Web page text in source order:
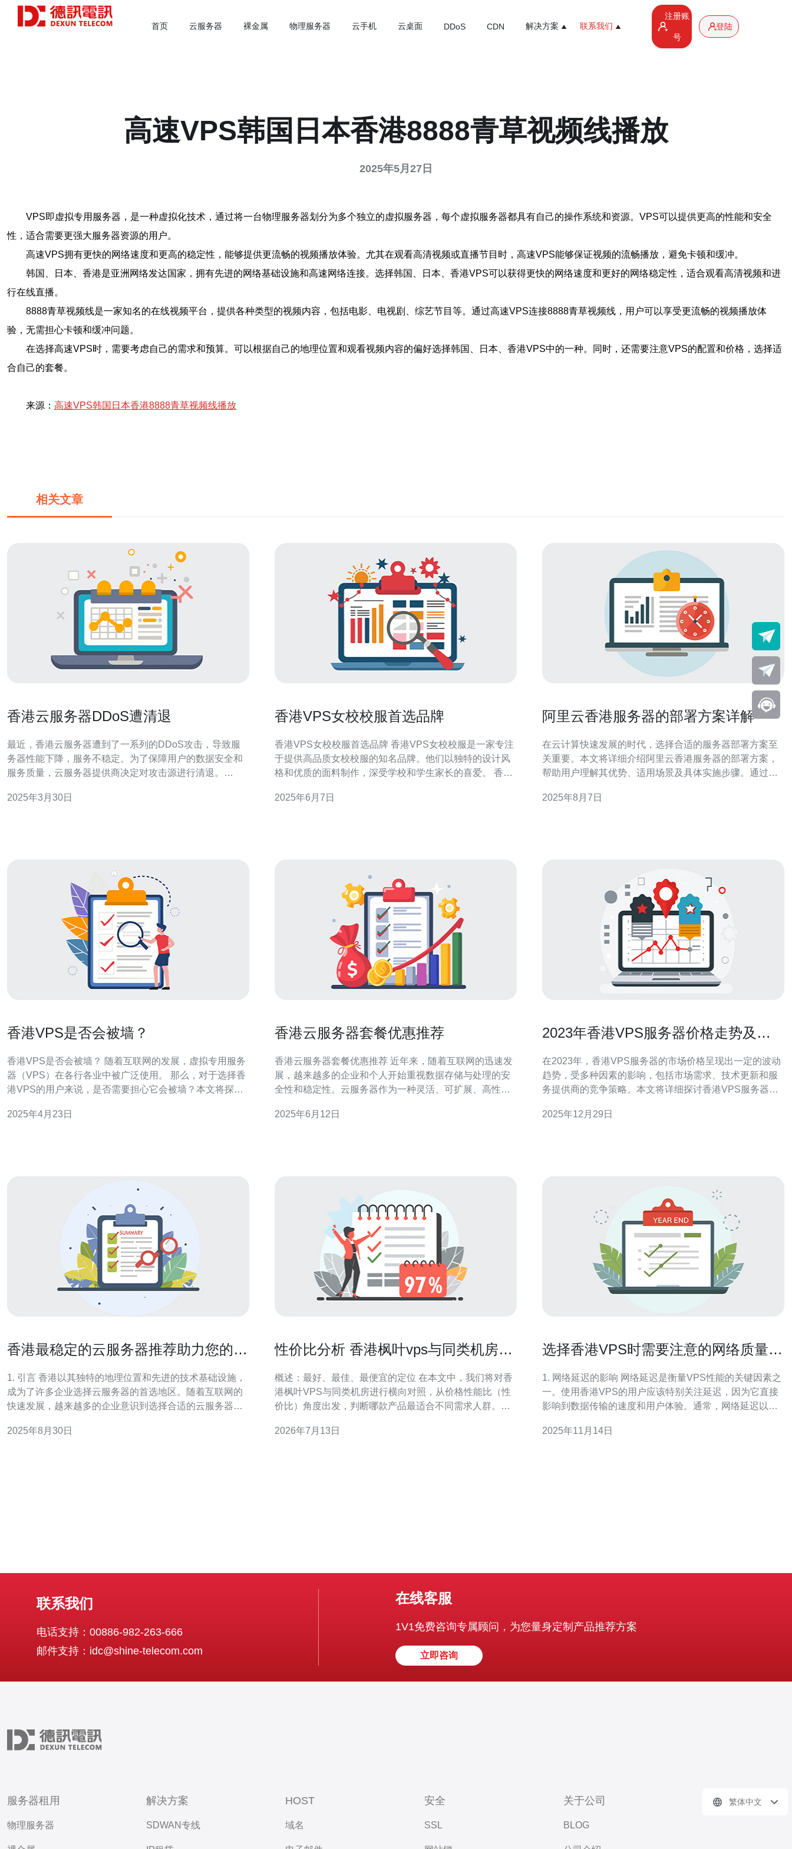
首页 云服务器 裸金属 物理服务器 云手机 云桌面 DDoS CDN 解决方案 联系我们
注册账
号
登陆
高速VPS韩国日本香港8888青草视频线播放
2025年5月27日
VPS即虚拟专用服务器，是一种虚拟化技术，通过将一台物理服务器划分为多个独立的虚拟服务器，每个虚拟服务器都具有自己的操作系统和资源。VPS可以提供更高的性能和安全
性，适合需要更强大服务器资源的用户。
高速VPS拥有更快的网络速度和更高的稳定性，能够提供更流畅的视频播放体验。尤其在观看高清视频或直播节目时，高速VPS能够保证视频的流畅播放，避免卡顿和缓冲。
韩国、日本、香港是亚洲网络发达国家，拥有先进的网络基础设施和高速网络连接。选择韩国、日本、香港VPS可以获得更快的网络速度和更好的网络稳定性，适合观看高清视频和进
行在线直播。
8888青草视频线是一家知名的在线视频平台，提供各种类型的视频内容，包括电影、电视剧、综艺节目等。通过高速VPS连接8888青草视频线，用户可以享受更流畅的视频播放体
验，无需担心卡顿和缓冲问题。
在选择高速VPS时，需要考虑自己的需求和预算。可以根据自己的地理位置和观看视频内容的偏好选择韩国、日本、香港VPS中的一种。同时，还需要注意VPS的配置和价格，选择适
合自己的套餐。
来源： 高速VPS韩国日本香港8888青草视频线播放
相关文章
香港云服务器DDoS遭清退
最近，香港云服务器遭到了一系列的DDoS攻击，导致服
务器性能下降，服务不稳定。为了保障用户的数据安全和
服务质量，云服务器提供商决定对攻击源进行清退。
以超过服务器处理能力的攻击方式。这种攻击会导致服务
2025年3月30日
香港VPS女校校服首选品牌
香港VPS女校校服首选品牌 香港VPS女校校服是一家专注
于提供高品质女校校服的知名品牌。他们以独特的设计风
格和优质的面料制作，深受学校和学生家长的喜爱。 香港
的个性和品味。他们注重细节，每一款校服都经过精心设
2025年6月7日
阿里云香港服务器的部署方案详解
在云计算快速发展的时代，选择合适的服务器部署方案至
关重要。本文将详细介绍阿里云香港服务器的部署方案，
帮助用户理解其优势、适用场景及具体实施步骤。通过合
为用户提供更好的体验。 阿里云香港服务器有哪些特点？
2025年8月7日
香港VPS是否会被墙？
香港VPS是否会被墙？ 随着互联网的发展，虚拟专用服务
器（VPS）在各行各业中被广泛使用。 那么，对于选择香
港VPS的用户来说，是否需要担心它会被墙？本文将探讨
术，它将一个物理服务器划分为多个虚拟服务器。每个
2025年4月23日
香港云服务器套餐优惠推荐
香港云服务器套餐优惠推荐 近年来，随着互联网的迅速发
展，越来越多的企业和个人开始重视数据存储与处理的安
全性和稳定性。云服务器作为一种灵活、可扩展、高性能
有许多云服务器提供商提供各种不同的套餐，本文将为您
2025年6月12日
2023年香港VPS服务器价格走势及推
在2023年，香港VPS服务器的市场价格呈现出一定的波动
趋势，受多种因素的影响，包括市场需求、技术更新和服
务提供商的竞争策略。本文将详细探讨香港VPS服务器的
出明智的选择。 2023年香港VPS服务器价格走势如何？
2025年12月29日
香港最稳定的云服务器推荐助力您的业
1. 引言 香港以其独特的地理位置和先进的技术基础设施，
成为了许多企业选择云服务器的首选地区。随着互联网的
快速发展，越来越多的企业意识到选择合适的云服务器对
2025年8月30日
性价比分析 香港枫叶vps与同类机房的
概述：最好、最佳、最便宜的定位 在本文中，我们将对香
港枫叶VPS与同类机房进行横向对照，从价格性能比（性
价比）角度出发，判断哪款产品最适合不同需求人群。讨
景下表现最优）和“最便宜”（以低成本满足基本需求）三类
2026年7月13日
选择香港VPS时需要注意的网络质量问
1. 网络延迟的影响 网络延迟是衡量VPS性能的关键因素之
一。使用香港VPS的用户应该特别关注延迟，因为它直接
影响到数据传输的速度和用户体验。通常，网络延迟以毫
大陆的平均延迟为30-50ms，而到美国的延迟则可能高达
2025年11月14日
联系我们
电话支持：00886-982-263-666
邮件支持：idc@shine-telecom.com
在线客服
1V1免费咨询专属顾问，为您量身定制产品推荐方案
立即咨询
服务器租用
物理服务器
解决方案
SDWAN专线
HOST
域名
安全
SSL
关于公司
BLOG
繁体中文